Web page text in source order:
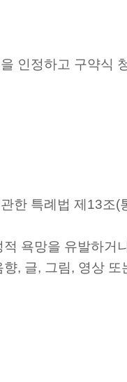
인정하고 구약식
한 특례법 제13조(
욕망을 유발하거
, 글, 그림, 영상